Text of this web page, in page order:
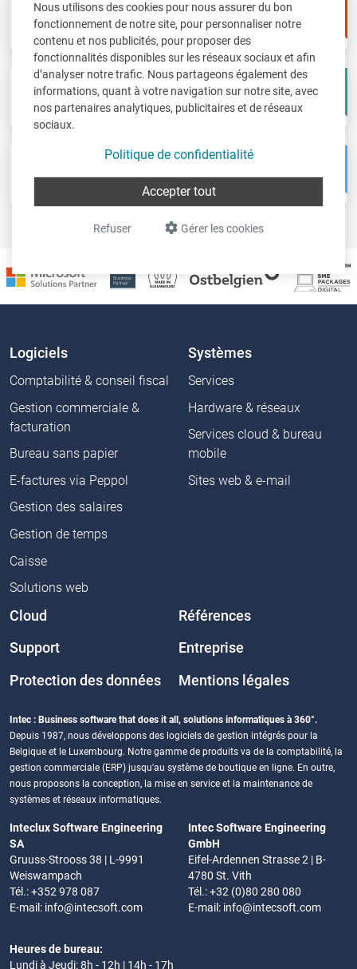
Nous utilisons des cookies pour nous assurer du bon
fonctionnement de notre site, pour personnaliser notre
contenu et nos publicités, pour proposer des
fonctionnalités disponibles sur les réseaux sociaux et afin
d’analyser notre trafic. Nous partageons également des
informations, quant à votre navigation sur notre site, avec
nos partenaires analytiques, publicitaires et de réseaux
sociaux.
Politique de confidentialité
Gérer les cookies
Refuser
Accepter tout
Pay-in
Gestion des salaires
Time-in
Gestion de temps
Fisc-in
Déclarations fiscales
Account-in
Comptes annuels
Solutions web
Logiciels
Comptabilité & conseil fiscal
Gestion commerciale &
facturation
Bureau sans papier
E-factures via Peppol
Gestion des salaires
Gestion de temps
Caisse
Solutions web
Systèmes
Services
Hardware & réseaux
Services cloud & bureau
mobile
Sites web & e-mail
Cloud Références
Support Entreprise
Protection des données Mentions légales
Intec : Business software that does it all, solutions informatiques à 360°.
Depuis 1987, nous développons des logiciels de gestion intégrés pour la
Belgique et le Luxembourg. Notre gamme de produits va de la comptabilité, la
gestion commerciale (ERP) jusqu'au système de boutique en ligne. En outre,
nous proposons la conception, la mise en service et la maintenance de
systèmes et réseaux informatiques.
Inteclux Software Engineering
SA
Gruuss-Strooss 38 | L-9991
Weiswampach
Tél.: +352 978 087
E-mail: info@intecsoft.com
Intec Software Engineering
GmbH
Eifel-Ardennen Strasse 2 | B-
4780 St. Vith
Tél.: +32 (0)80 280 080
E-mail: info@intecsoft.com
Heures de bureau:
Lundi à Jeudi: 8h - 12h | 14h - 17h